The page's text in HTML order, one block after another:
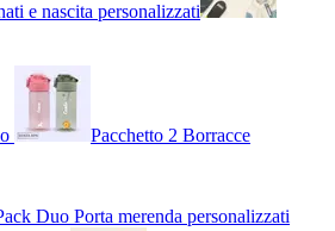
e nascita personalizzati
Pacchetto 2 Borracce
Duo Porta merenda personalizzati